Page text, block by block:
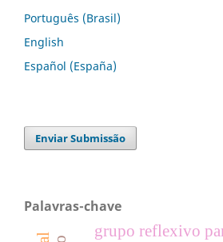
Português (Brasil)
English
Español (España)
Enviar Submissão
Palavras-chave
grupo reflexivo